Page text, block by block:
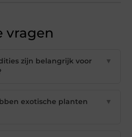
vragen
zijn belangrijk voor
▼
exotische planten
▼